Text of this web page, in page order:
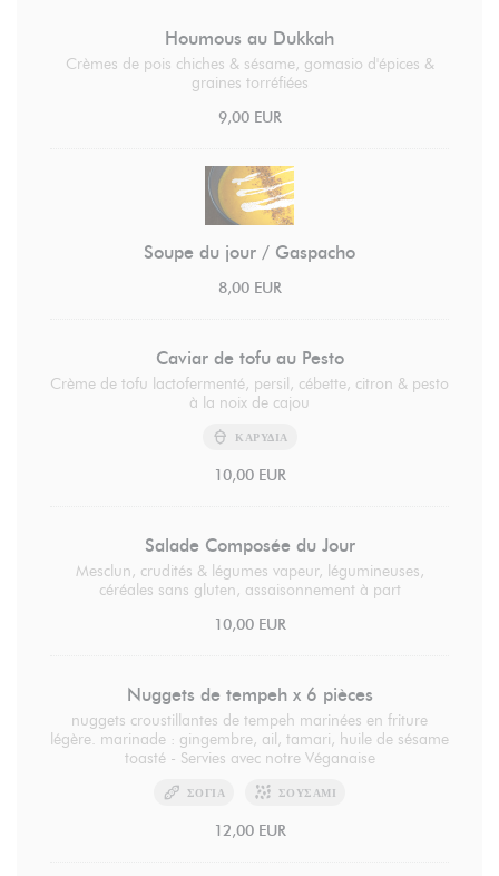
Houmous au Dukkah
Crèmes de pois chiches & sésame, gomasio d'épices &
graines torréfiées
9,00 EUR
Soupe du jour / Gaspacho
8,00 EUR
Caviar de tofu au Pesto
Crème de tofu lactofermenté, persil, cébette, citron & pesto
à la noix de cajou
ΚΑΡΎΔΙΑ
10,00 EUR
Salade Composée du Jour
Mesclun, crudités & légumes vapeur, légumineuses,
céréales sans gluten, assaisonnement à part
10,00 EUR
Nuggets de tempeh x 6 pièces
nuggets croustillantes de tempeh marinées en friture
légère. marinade : gingembre, ail, tamari, huile de sésame
toasté - Servies avec notre Véganaise
ΣΌΓΙΑ ΣΟΥΣΆΜΙ
12,00 EUR